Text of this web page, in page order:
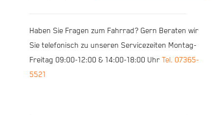
Haben Sie Fragen zum Fahrrad? Gern Beraten wir
Sie telefonisch zu unseren Servicezeiten Montag-
Freitag 09:00-12:00 & 14:00-18:00 Uhr Tel. 07365-
5521